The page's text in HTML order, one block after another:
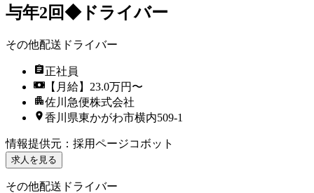
与年2回◆ドライバー
その他配送ドライバー
正社員
【月給】23.0万円〜
佐川急便株式会社
香川県東かがわ市横内509-1
情報提供元 ： 採用ページコボット
求人を見る
その他配送ドライバー